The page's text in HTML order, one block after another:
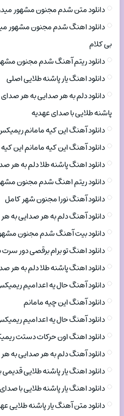
دانلود متن شدم مجنون مشهور
دانلود اهنگ شدم مجنون مشهور
بی کلام
دانلود ریتم آهنگ شدم مجنون
دانلود اهنگ یار پاشنه طلایی اصلی
دانلود دلم به هر صدایی به هر صدای
پاشنه طلایی با صدای عهدیه
دانلود آهنگ این کیه مامانم
دانلود آهنگ این کیه مامانم این
دانلود اهنگ پاشنه طلا دلم به هر
دانلود ریتم اهنگ شدم مجنون
دانلود آهنگ نورا مجنون شهر کامل
دانلود آهنگ دلم به هر صدایی به
دانلود بیت آهنگ شدم مجنون
دانلود اهنگ تو برام برقصی دور
دانلود اهنگ پاشنه طلا دلم به هر
دانلود آهنگ حال یه اعدامیم
دانلود آهنگ این چیه مامانم
دانلود آهنگ حال یه اعدامیم
دانلود اهنگ اون حرکات دستت
دانلود آهنگ دلم به هر صدایی به
دانلود اهنگ یار پاشنه طلایی
دانلود اهنگ یار پاشنه طلایی با
دانلود متن آهنگ یار پاشنه طلایی